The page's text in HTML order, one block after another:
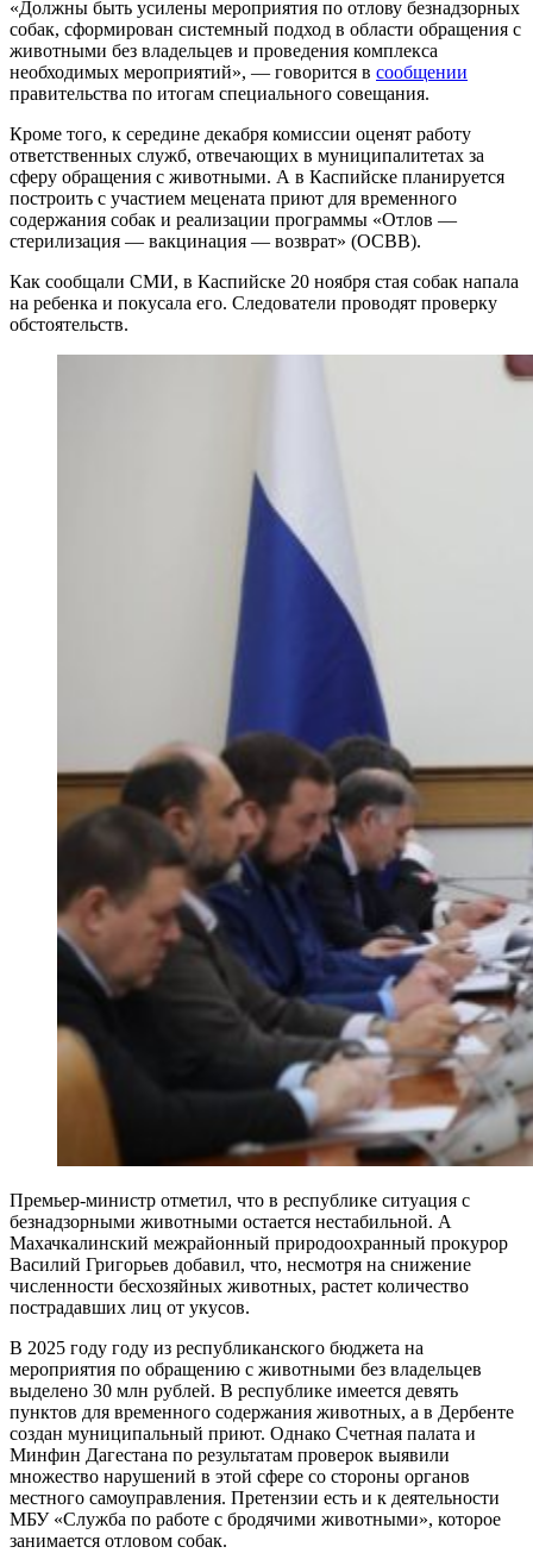
«Должны быть усилены мероприятия по отлову безнадзорных
собак, сформирован системный подход в области обращения с
животными без владельцев и проведения комплекса
необходимых мероприятий», — говорится в сообщении
правительства по итогам специального совещания.
Кроме того, к середине декабря комиссии оценят работу
ответственных служб, отвечающих в муниципалитетах за
сферу обращения с животными. А в Каспийске планируется
построить с участием мецената приют для временного
содержания собак и реализации программы «Отлов —
стерилизация — вакцинация — возврат» (ОСВВ).
Как сообщали СМИ, в Каспийске 20 ноября стая собак напала
на ребенка и покусала его. Следователи проводят проверку
обстоятельств.
Премьер-министр отметил, что в республике ситуация с
безнадзорными животными остается нестабильной. А
Махачкалинский межрайонный природоохранный прокурор
Василий Григорьев добавил, что, несмотря на снижение
численности бесхозяйных животных, растет количество
пострадавших лиц от укусов.
В 2025 году году из республиканского бюджета на
мероприятия по обращению с животными без владельцев
выделено 30 млн рублей. В республике имеется девять
пунктов для временного содержания животных, а в Дербенте
создан муниципальный приют. Однако Счетная палата и
Минфин Дагестана по результатам проверок выявили
множество нарушений в этой сфере со стороны органов
местного самоуправления. Претензии есть и к деятельности
МБУ «Служба по работе с бродячими животными», которое
занимается отловом собак.